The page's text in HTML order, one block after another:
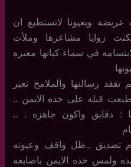
وبعيونا لاتستطيع ان
زوايا مشاعرها وملأت
في سماء كيانها معبره
رسالتها والملامح تعبر
قبله على خده الايمن ..
: دقايق واكون جاهزه . ..
تصديق ..ظل واقف وعيونه
ولمس خده الايمن باصابعه